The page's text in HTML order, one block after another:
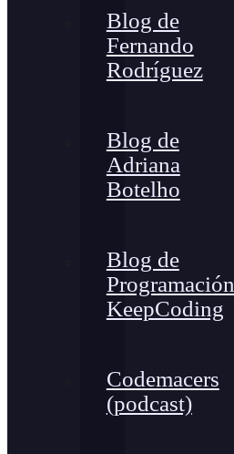
Blog de
Fernando
Rodríguez
Blog de
Adriana
Botelho
Blog de
Programación
KeepCoding
Codemacers
(podcast)